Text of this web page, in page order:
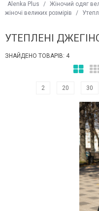
Alenka Plus / Жіночий одяг
жіночі великих розмірів
/
УТЕПЛЕНІ
ЗНАЙДЕНО ТОВАРІВ: 4
2 20 30